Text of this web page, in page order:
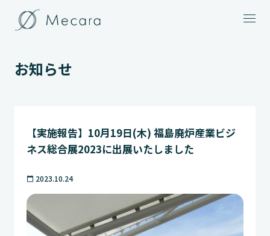
お知らせ
【実施報告】10月19日(木) 福島廃炉産業ビジ
ネス総合展2023に出展いたしました
calendar_today 2023.10.24